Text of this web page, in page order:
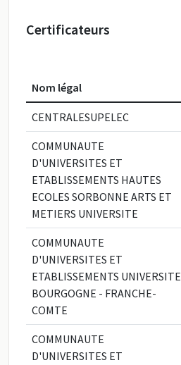
Certificateurs
Nom légal
CENTRALESUPELEC
COMMUNAUTE
D'UNIVERSITES ET
ETABLISSEMENTS HAUTES
ECOLES SORBONNE ARTS ET
METIERS UNIVERSITE
COMMUNAUTE
D'UNIVERSITES ET
ETABLISSEMENTS UNIVERSITE
BOURGOGNE - FRANCHE-
COMTE
COMMUNAUTE
D'UNIVERSITES ET